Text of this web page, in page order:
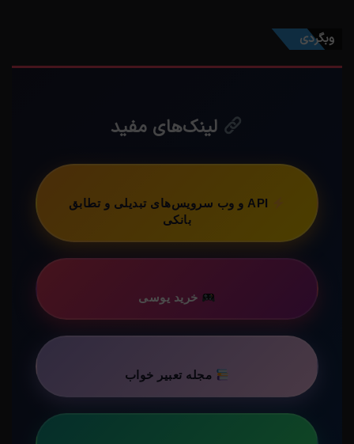
وبگردی
لینک‌های مفید
API و وب سرویس‌های تبدیلی و تطابق
بانکی
خرید یوسی
مجله تعبیر خواب